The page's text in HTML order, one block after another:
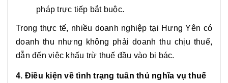
pháp trực tiếp bắt buộc.
Trong thực tế, nhiều doanh nghiệp tại Hưng Yên có
doanh thu nhưng không phải doanh thu chịu thuế,
dẫn đến việc khấu trừ thuế đầu vào bị bác.
4. Điều kiện về tình trạng tuân thủ nghĩa vụ thuế